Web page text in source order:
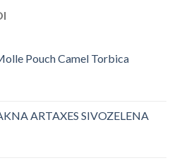
Pouch Camel Torbica
ARTAXES SIVOZELENA